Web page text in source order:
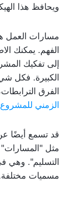
ويحافظ هذا
مسارات العمل
الفهم. يمكنك
إلى تفكيك
الكبيرة. فكل
الفرق
الزمني للمشروع
قد تسمع أيضًا
مثل
التسليم". وهي
مسميات